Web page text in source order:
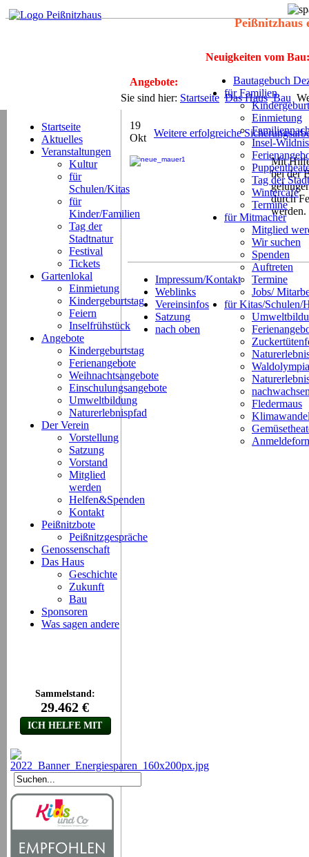
Peißnitzhaus
Neuigkeiten vom Bau:
Bautagebuch
für Familien
Einmietung
Insel-
Tag der
Wintercafé
Termine
für Mitmacher
Mitglied
Wir suchen
Spenden
Auftreten
Termine
Jobs/
für Kitas/Schulen/
Fledermaus
Angebote:
Sie sind hier: Startseite Das Haus Bau
Startseite
Aktuelles
Veranstaltungen
Kultur
für
Schulen/Kitas
für
Kinder/Familien
Tag der
Stadtnatur
Festival
Tickets
Gartenlokal
Einmietung
Kindergeburtstag
Feiern
Inselfrühstück
Angebote
Kindergeburtstag
Ferienangebote
Weihnachtsangebote
Einschulungsangebote
Umweltbildung
Naturerlebnispfad
Der Verein
Vorstellung
Satzung
Vorstand
Mitglied
werden
Helfen&Spenden
Kontakt
Peißnitzbote
Peißnitzgespräche
Genossenschaft
Das Haus
Geschichte
Zukunft
Bau
Sponsoren
Was sagen andere
19
Okt
Weitere erfolgreiche
Mit
bei der
durch
werden.
Impressum/Kontakt
Weblinks
Vereinsinfos
Satzung
nach oben